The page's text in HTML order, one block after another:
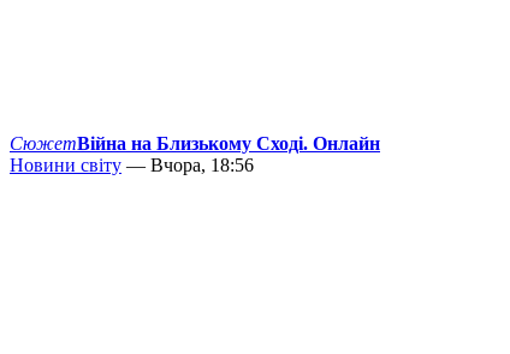
СюжетВійна на Близькому Сході. Онлайн
Новини світу — Вчора, 18:56